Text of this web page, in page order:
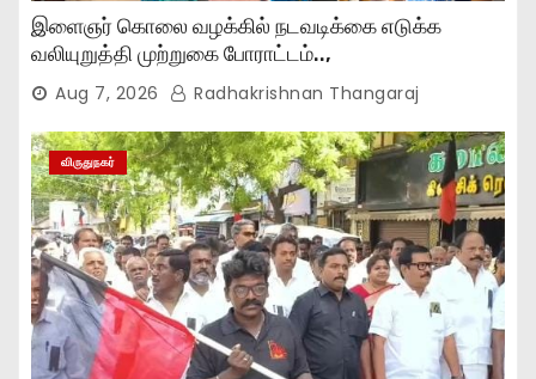
இளைஞர் கொலை வழக்கில் நடவடிக்கை எடுக்க
வலியுறுத்தி முற்றுகை போராட்டம்..,
Aug 7, 2026 Radhakrishnan Thangaraj
விருதுநகர்